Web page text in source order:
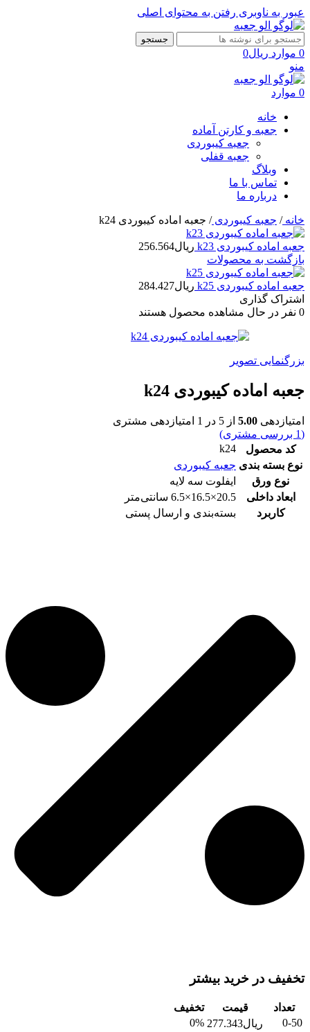
عبور به ناوبری رفتن به محتوای اصلی
جستجو
0 موارد ریال0
منو
0 موارد
خانه
جعبه و کارتن آماده
جعبه کیبوردی
جعبه قفلی
وبلاگ
تماس با ما
درباره ما
خانه/ جعبه کیبوردی/ جعبه اماده کیبوردی k24
جعبه اماده کیبوردی k23 ریال256.564
بازگشت به محصولات
جعبه اماده کیبوردی k25 ریال284.427
اشتراک گذاری
0 نفر در حال مشاهده محصول هستند
بزرگنمایی تصویر
جعبه اماده کیبوردی k24
امتیازدهی 5.00 از 5 در 1 امتیازدهی مشتری
(
1 بررسی مشتری)
کد محصول
k24
نوع بسته بندی جعبه کیبوردی
نوع ورق
ایفلوت سه لایه
ابعاد داخلی
20.5×16.5×6.5 سانتی‌متر
کاربرد
بسته‌بندی و ارسال پستی
تخفیف در خرید بیشتر
تعداد قیمت
تخفیف
0-50
ریال277.343
0%